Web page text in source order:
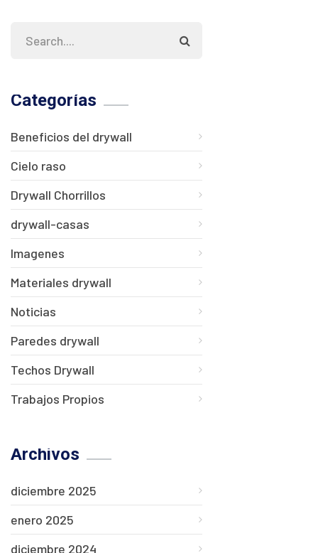
Categorías
Beneficios del drywall
Cielo raso
Drywall Chorrillos
drywall-casas
Imagenes
Materiales drywall
Noticias
Paredes drywall
Techos Drywall
Trabajos Propios
Archivos
diciembre 2025
enero 2025
diciembre 2024